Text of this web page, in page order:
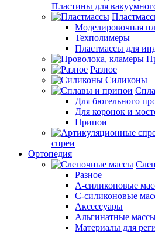
Пластины для
Моделировочная
Техполимеры
Пластмассы для
Разное
Силиконы
Для бюгельного
Для коронок и
Припои
спреи
Ортопедия
Разное
А-силиконовые
С-силиконовые
Аксессуары
Альгинатные
Материалы для